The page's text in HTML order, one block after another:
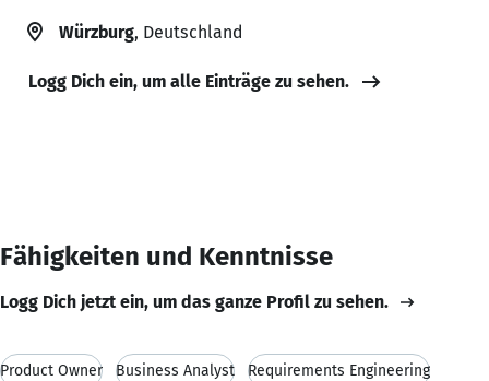
Würzburg, Deutschland
Logg Dich ein, um alle Einträge zu sehen.
Fähigkeiten und Kenntnisse
Logg Dich jetzt ein, um das ganze Profil zu sehen.
Product Owner Business Analyst Requirements Engineering